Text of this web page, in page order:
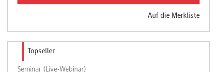
Auf die Merkliste
Topseller
Seminar (Live-Webinar)